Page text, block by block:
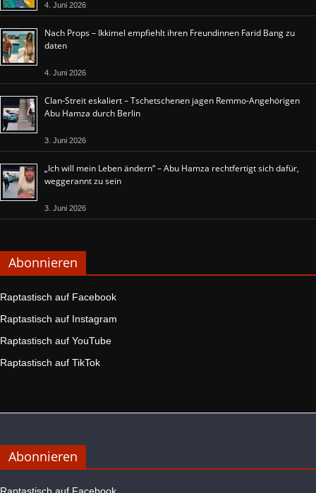
4. Juni 2026
Nach Props – Ikkimel empfiehlt ihren Freundinnen Farid Bang zu
daten
4. Juni 2026
Clan-Streit eskaliert – Tschetschenen jagen Remmo-Angehörigen
Abu Hamza durch Berlin
3. Juni 2026
„Ich will mein Leben ändern“ – Abu Hamza rechtfertigt sich dafür,
weggerannt zu sein
3. Juni 2026
Abonnieren
Raptastisch auf Facebook
Raptastisch auf Instagram
Raptastisch auf YouTube
Raptastisch auf TikTok
Abonnieren